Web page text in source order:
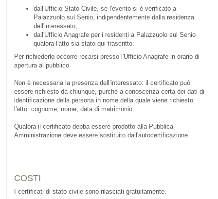
dall'Ufficio Stato Civile, se l'evento si è verificato a
Palazzuolo sul Senio, indipendentemente dalla residenza
dell'interessato;
dall'Ufficio Anagrafe per i residenti a Palazzuolo sul Senio
qualora l'atto sia stato qui trascritto.
Per richiederlo occorre recarsi presso l'Ufficio Anagrafe in orario di
apertura al pubblico.
Non è necessaria la presenza dell'interessato: il certificato può
essere richiesto da chiunque, purché a conoscenza certa dei dati di
identificazione della persona in nome della quale viene richiesto
l'atto: cognome, nome, data di matrimonio.
Qualora il certificato debba essere prodotto alla Pubblica
Amministrazione deve essere sostituito dall'autocertificazione.
COSTI
I certificati di stato civile sono rilasciati gratuitamente.